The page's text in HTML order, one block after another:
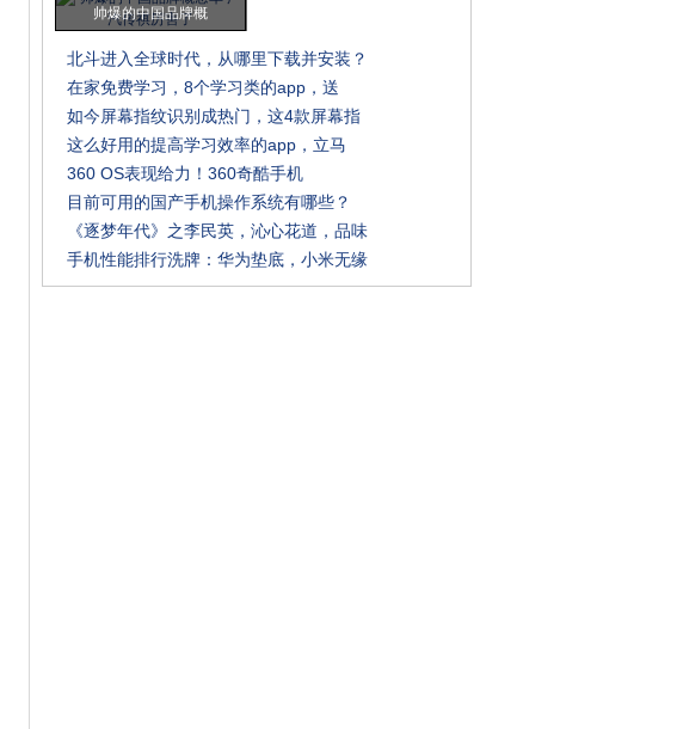
帅爆的中国品牌概
北斗进入全球时代，从哪里下载并安装？
在家免费学习，8个学习类的app，送
如今屏幕指纹识别成热门，这4款屏幕指
这么好用的提高学习效率的app，立马
360 OS表现给力！360奇酷手机
目前可用的国产手机操作系统有哪些？
《逐梦年代》之李民英，沁心花道，品味
手机性能排行洗牌：华为垫底，小米无缘